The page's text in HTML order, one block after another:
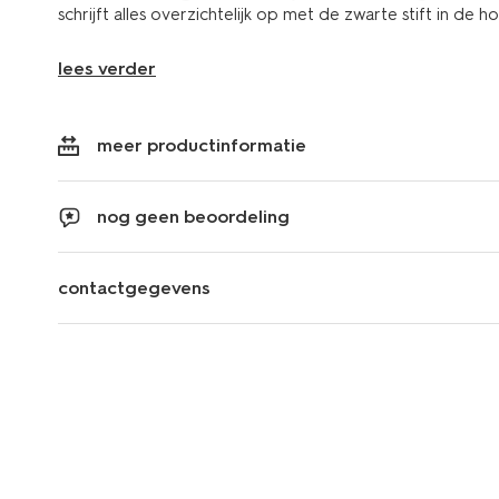
schrijft alles overzichtelijk op met de zwarte stift in de
lees verder
meer productinformatie
nog geen beoordeling
contactgegevens